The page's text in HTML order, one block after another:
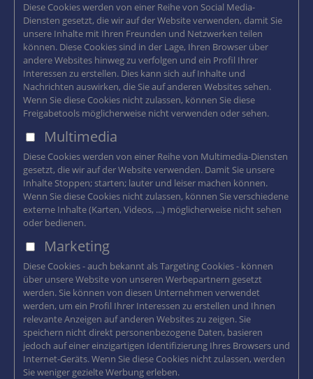
Diese Cookies werden von einer Reihe von Social Media-
Diensten gesetzt, die wir auf der Website verwenden, damit Sie
unsere Inhalte mit Ihren Freunden und Netzwerken teilen
können. Diese Cookies sind in der Lage, Ihren Browser über
andere Websites hinweg zu verfolgen und ein Profil Ihrer
Interessen zu erstellen. Dies kann sich auf Inhalte und
Nachrichten auswirken, die Sie auf anderen Websites sehen.
Wenn Sie diese Cookies nicht zulassen, können Sie diese
Freigabetools möglicherweise nicht verwenden oder sehen.
Multimedia
Diese Cookies werden von einer Reihe von Multimedia-Diensten
gesetzt, die wir auf der Website verwenden. Damit Sie unsere
Inhalte Stoppen; starten; lauter und leiser machen können.
Wenn Sie diese Cookies nicht zulassen, können Sie verschiedene
externe Inhalte (Karten, Videos, ...) möglicherweise nicht sehen
oder bedienen.
Marketing
Diese Cookies - auch bekannt als Targeting Cookies - können
über unsere Website von unseren Werbepartnern gesetzt
werden. Sie können von diesen Unternehmen verwendet
werden, um ein Profil Ihrer Interessen zu erstellen und Ihnen
relevante Anzeigen auf anderen Websites zu zeigen. Sie
speichern nicht direkt personenbezogene Daten, basieren
jedoch auf einer einzigartigen Identifizierung Ihres Browsers und
Internet-Geräts. Wenn Sie diese Cookies nicht zulassen, werden
Sie weniger gezielte Werbung erleben.